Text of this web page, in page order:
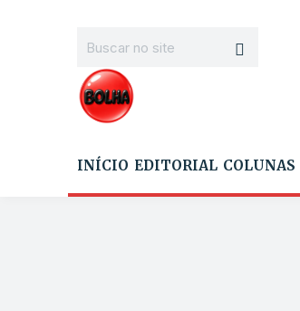
INÍCIO EDITORIAL COLUNAS